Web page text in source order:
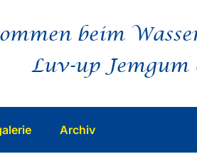
beim
Luv-up Jemgum
Archiv